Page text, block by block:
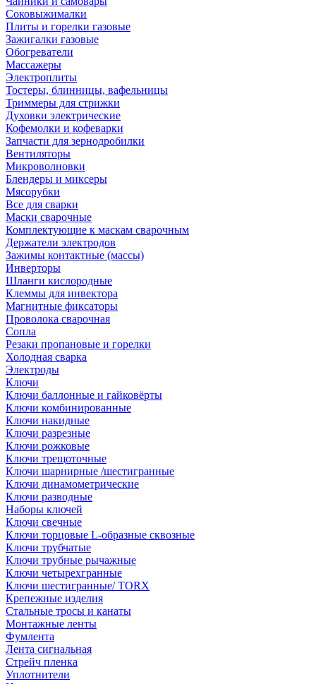
Соковыжималки
Плиты и горелки газовые
Зажигалки газовые
Обогреватели
Массажеры
Электроплиты
Тостеры, блинницы, вафельницы
Триммеры для стрижки
Духовки электрические
Кофемолки и кофеварки
Запчасти для зернодробилки
Вентиляторы
Микроволновки
Блендеры и миксеры
Мясорубки
Все для сварки
Маски сварочные
Комплектующие к маскам сварочным
Держатели электродов
Зажимы контактные (массы)
Инверторы
Шланги кислородные
Клеммы для инвектора
Магнитные фиксаторы
Проволока сварочная
Сопла
Резаки пропановые и горелки
Холодная сварка
Электроды
Ключи
Ключи баллонные и гайковёрты
Ключи комбинированные
Ключи накидные
Ключи разрезные
Ключи рожковые
Ключи трещоточные
Ключи шарнирные /шестигранные
Ключи динамометрические
Ключи разводные
Наборы ключей
Ключи свечные
Ключи торцовые L-образные сквозные
Ключи трубчатые
Ключи трубные рычажные
Ключи четырехгранные
Ключи шестигранные/ TORX
Крепежные изделия
Стальные тросы и канаты
Монтажные ленты
Фумлента
Лента сигнальная
Стрейч пленка
Уплотнители